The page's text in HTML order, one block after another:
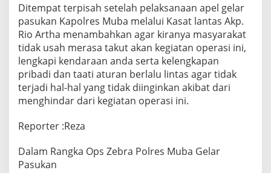
Ditempat terpisah setelah pelaksanaan apel gelar
pasukan Kapolres Muba melalui Kasat lantas Akp.
Rio Artha menambahkan agar kiranya masyarakat
tidak usah merasa takut akan kegiatan operasi ini,
lengkapi kendaraan anda serta kelengkapan
pribadi dan taati aturan berlalu lintas agar tidak
terjadi hal-hal yang tidak diinginkan akibat dari
menghindar dari kegiatan operasi ini.
Reporter :Reza
Dalam Rangka Ops Zebra Polres Muba Gelar
Pasukan